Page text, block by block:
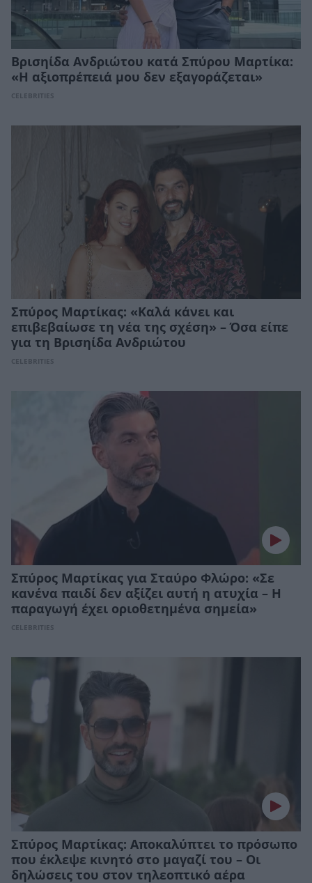
Βρισηίδα Ανδριώτου κατά Σπύρου Μαρτίκα:
«Η αξιοπρέπειά μου δεν εξαγοράζεται»
CELEBRITIES
Σπύρος Μαρτίκας: «Καλά κάνει και
επιβεβαίωσε τη νέα της σχέση» – Όσα είπε
για τη Βρισηίδα Ανδριώτου
CELEBRITIES
Σπύρος Μαρτίκας για Σταύρο Φλώρο: «Σε
κανένα παιδί δεν αξίζει αυτή η ατυχία – Η
παραγωγή έχει οριοθετημένα σημεία»
CELEBRITIES
Σπύρος Μαρτίκας: Αποκαλύπτει το πρόσωπο
που έκλεψε κινητό στο μαγαζί του – Οι
δηλώσεις του στον τηλεοπτικό αέρα